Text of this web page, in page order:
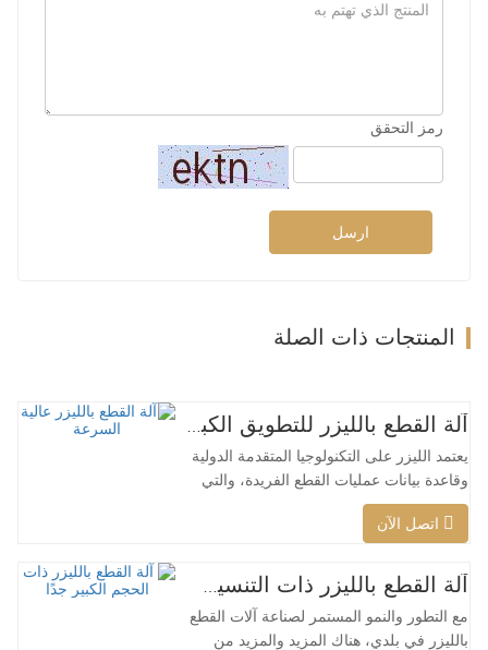
رمز التحقق
ارسل
المنتجات ذات الصلة
آلة القطع بالليزر للتطويق الكبير عالية السرعة
يعتمد الليزر على التكنولوجيا المتقدمة الدولية
وقاعدة بيانات عمليات القطع الفريدة، والتي
يمكنها تنفيذ عمليات قطع ذكية مختلفة للمواد
المختلفة، وتحسين سطح القطع، وقطع نطاق
وتكلفة أقل، ويمكن تطبيقها على كامل تغطية
ليزر منخفضة الطاقة إلى عالية الطاقة. يمكن
لرأس…
اتصل الآن
آلة القطع بالليزر ذات التنسيق الكبير جدًا رخيصة الثمن
مع التطور والنمو المستمر لصناعة آلات القطع
بالليزر في بلدي، هناك المزيد والمزيد من